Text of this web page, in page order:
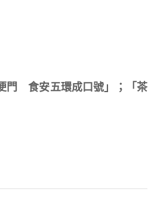
門 食安五環成口號」；「茶